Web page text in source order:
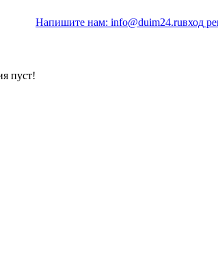
пуст!
Напишите нам: info@duim24.ruвход